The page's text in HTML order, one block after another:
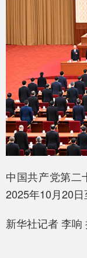
中国共产党第二
2025年10月20日
新华社记者 李响